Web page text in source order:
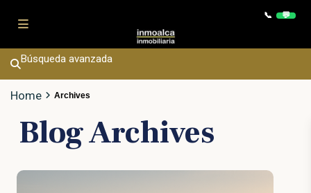
Búsqueda avanzada
Home Archives
Blog Archives
📞 💬